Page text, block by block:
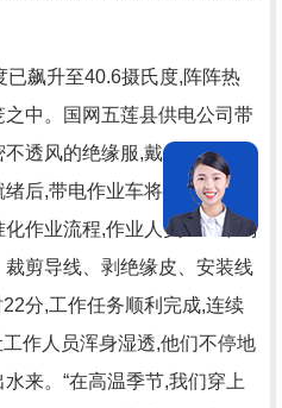
已飙升至40.6摄氏度,阵阵热
中。国网五莲县供电公司带
透风的绝缘服,戴上 帽、绝
后,带电作业车将斗中二人送
化作业流程,作业人员一丝不苟
剪导线、剥绝缘皮、安装线
分,工作任务顺利完成,连续
作人员浑身湿透,他们不停地
来。“在高温季节,我们穿上